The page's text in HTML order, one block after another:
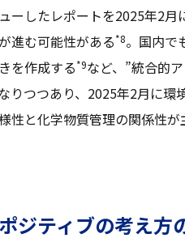
ーしたレポートを2025年2月
進む可能性がある*8。国内で
を作成する*9など、”統合的
りつつあり、2025年2月に環
性と化学物質管理の関係性
ジティブの考え方